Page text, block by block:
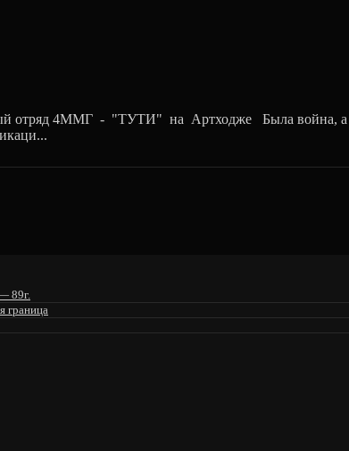
отряд 4ММГ - "ТУТИ" на Артходже Была война,
89г.
граница